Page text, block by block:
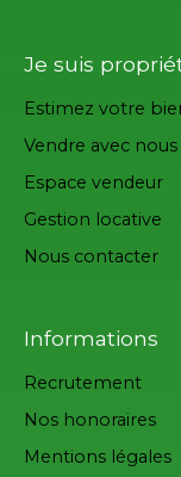
Je suis
Estimez votre
Vendre avec nous
Espace vendeur
Gestion locative
Nous contacter
Informations
Recrutement
Nos honoraires
Mentions légales